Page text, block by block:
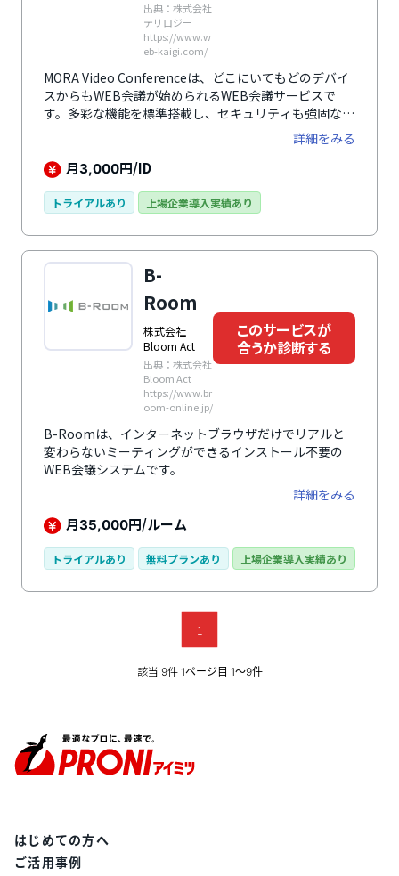
出典：株式会社
テリロジー
https://www.w
eb-kaigi.com/
MORA Video Conferenceは、どこにいてもどのデバイ
スからもWEB会議が始められるWEB会議サービスで
す。多彩な機能を標準搭載し、セキュリティも強固なた
詳細をみる
月3,000円/ID
トライアルあり 上場企業導入実績あり
B-
Room
株式会社
Bloom Act
出典：株式会社
Bloom Act
https://www.br
oom-online.jp/
このサービスが
合うか診断する
B-Roomは、インターネットブラウザだけでリアルと
変わらないミーティングができるインストール不要の
WEB会議システムです。
詳細をみる
月35,000円/ルーム
トライアルあり 無料プランあり 上場企業導入実績あり
1
該当 9件 1ページ目 1〜9件
はじめての方へ
ご活用事例